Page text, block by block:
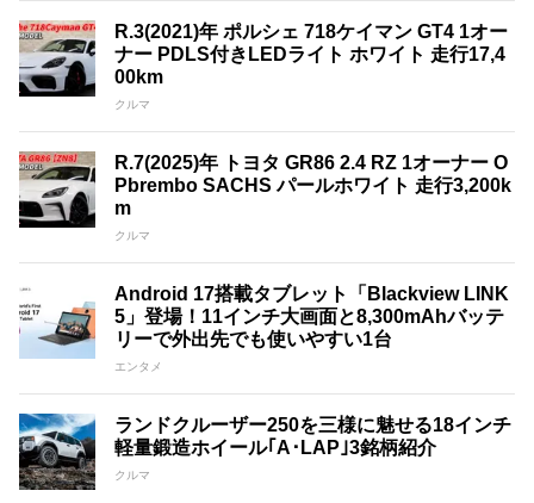
R.3(2021)年 ポルシェ 718ケイマン GT4 1オー
ナー PDLS付きLEDライト ホワイト 走行17,4
00km
クルマ
R.7(2025)年 トヨタ GR86 2.4 RZ 1オーナー O
Pbrembo SACHS パールホワイト 走行3,200k
m
クルマ
Android 17搭載タブレット「Blackview LINK
5」登場！11インチ大画面と8,300mAhバッテ
リーで外出先でも使いやすい1台
エンタメ
ランドクルーザー250を三様に魅せる18インチ
軽量鍛造ホイール｢A･LAP｣3銘柄紹介
クルマ